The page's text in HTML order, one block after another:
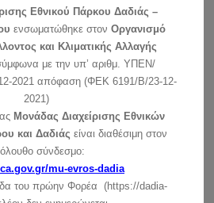
ΠΡΟΚΗΡΥΞΕΙΣ
της ημέρας Natura 2000
για την αντιπυρική προστασία του
του ενδιαιτήματος της άγριας
Δαδιάς-Λευκίμης-Σουφλίου
προκηρύσσει ανοικτή διαδικασία για
…συνέχεια »
διαχείρισης στην εκδήλωση του
Εθνικού Πάρκου Δαδιάς –
ενσωματώθηκε στον Οργανισμό
και Κλιματικής Αλλαγής
με την υπ’ αριθμ. ΥΠΕΝ/
2021 απόφαση (ΦΕΚ 6191/Β/23-12-
2021)
Μονάδας Διαχείρισης Εθνικών
και Δαδιάς είναι διαθέσιμη στον
σύνδεσμο:
mu-evros-dadia
του πρώην Φορέα (https://dadia-